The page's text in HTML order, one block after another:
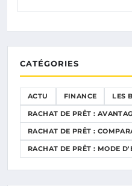
CATÉGORIES
ACTU FINANCE LES
RACHAT DE PRÊT :
RACHAT DE PRÊT :
RACHAT DE PRÊT : MODE